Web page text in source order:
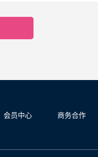
会员中心 商务合作